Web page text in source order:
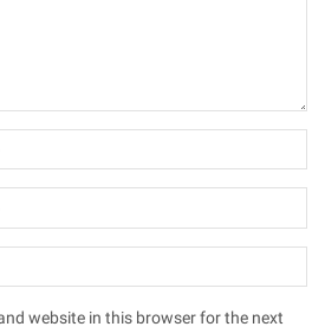
website in this browser for the next